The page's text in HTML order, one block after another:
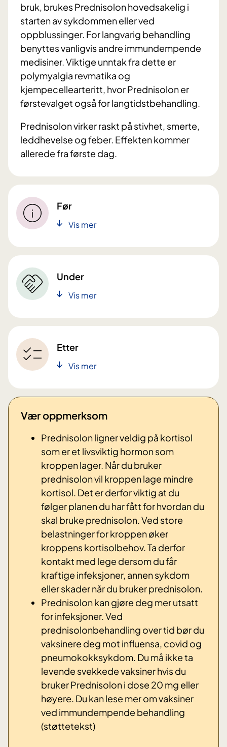
bruk, brukes Prednisolon hovedsakelig i
starten av sykdommen eller ved
oppblussinger. For langvarig behandling
benyttes vanligvis andre immundempende
medisiner. Viktige unntak fra dette er
polymyalgia revmatika og
kjempecellearteritt, hvor Prednisolon er
førstevalget også for langtidstbehandling.
Prednisolon virker raskt på stivhet, smerte,
leddhevelse og feber. Effekten kommer
allerede fra første dag.
Før
Vis mer
Under
Vis mer
Etter
Vis mer
Vær oppmerksom
Prednisolon ligner veldig på kortisol
som er et livsviktig hormon som
kroppen lager. Når du bruker
prednisolon vil kroppen lage mindre
kortisol. Det er derfor viktig at du
følger planen du har fått for hvordan du
skal bruke prednisolon. Ved store
belastninger for kroppen øker
kroppens kortisolbehov. Ta derfor
kontakt med lege dersom du får
kraftige infeksjoner, annen sykdom
eller skader når du bruker prednisolon.
Prednisolon kan gjøre deg mer utsatt
for infeksjoner. Ved
prednisolonbehandling over tid bør du
vaksinere deg mot influensa, covid og
pneumokokksykdom. Du må ikke ta
levende svekkede vaksiner hvis du
bruker Prednisolon i dose 20 mg eller
høyere. Du kan lese mer om vaksiner
ved immundempende behandling
(støttetekst)